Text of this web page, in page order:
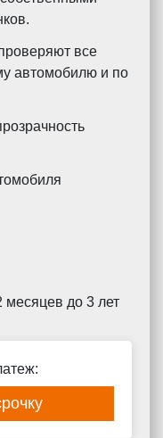
все
автомобилю и по
месяцев до 3 лет